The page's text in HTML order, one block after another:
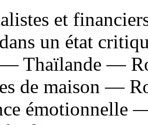
et
un état
Thaïlande —
de maison —
émotionnelle